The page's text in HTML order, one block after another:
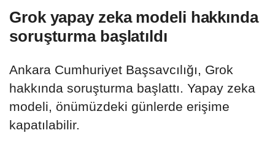
Grok yapay zeka modeli hakkında
soruşturma başlatıldı
Ankara Cumhuriyet Başsavcılığı, Grok
hakkında soruşturma başlattı. Yapay zeka
modeli, önümüzdeki günlerde erişime
kapatılabilir.